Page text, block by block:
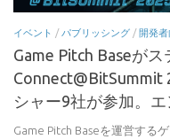
イベント / パブリッシング /開発者
Game Pitch Baseが
Connect@BitSummit
シャー9社が参加。
Game Pitch Baseを運営する